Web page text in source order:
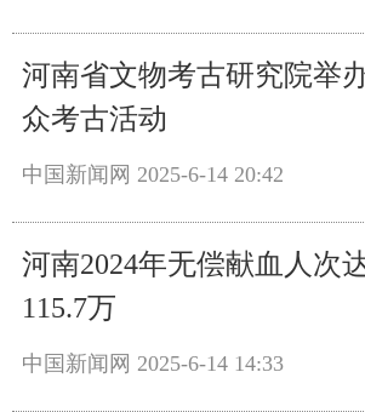
河南省文物考古研究院举
众考古活动
中国新闻网 2025-6-14 20:42
河南2024年无偿献血人次
115.7万
中国新闻网 2025-6-14 14:33